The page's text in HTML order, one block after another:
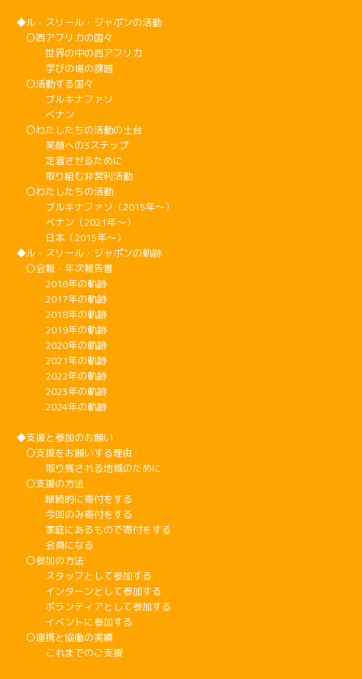
◆ル・スリール・ジャポンの活動
〇西アフリカの国々
世界の中の西アフリカ
学びの場の課題
〇活動する国々
ブルキナファソ
ベナン
〇わたしたちの活動の土台
笑顔への3ステップ
定着させるために
取り組む非営利活動
〇わたしたちの活動
ブルキナファソ（2015年～）
ベナン（2021年～）
日本（2015年～）
◆ル・スリール・ジャポンの軌跡
〇会報・年次報告書
2016年の軌跡
2017年の軌跡
2018年の軌跡
2019年の軌跡
2020年の軌跡
2021年の軌跡
2022年の軌跡
2023年の軌跡
2024年の軌跡
◆支援と参加のお願い
〇支援をお願いする理由
取り残される地域のために
〇支援の方法
継続的に寄付をする
今回のみ寄付をする
家庭にあるもので寄付をする
会員になる
〇参加の方法
スタッフとして参加する
インターンとして参加する
ボランティアとして参加する
イベントに参加する
〇連携と協働の実績
これまでのご支援